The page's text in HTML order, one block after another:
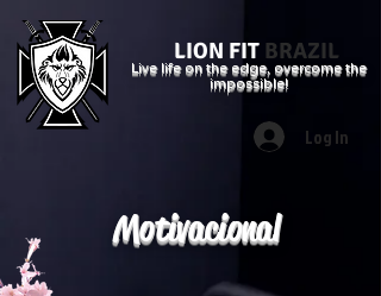
LION FIT BRAZIL
Live life on the edge, overcome the
impossible!
Log In
Motivacional